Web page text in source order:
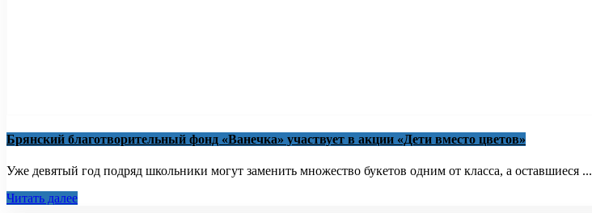
Брянский благотворительный фонд «Ванечка» участвует в акции «Дети вместо цветов»
Уже девятый год подряд школьники могут заменить множество букетов одним от класса, а оставшиеся ...
Читать далее